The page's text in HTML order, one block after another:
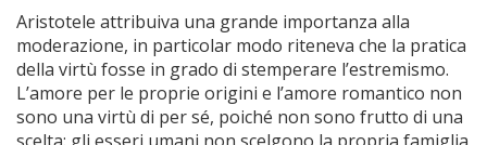
Aristotele attribuiva una grande importanza alla
moderazione, in particolar modo riteneva che la pratica
della virtù fosse in grado di stemperare l’estremismo.
L’amore per le proprie origini e l’amore romantico non
sono una virtù di per sé, poiché non sono frutto di una